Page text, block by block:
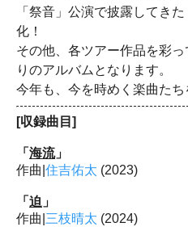
「祭音」公演で披露してき
化！
その他、各ツアー作品を彩
りのアルバムとなります。
今年も、今を時めく楽曲たち
[収録曲目]
「 海流」
作曲| 住吉佑太 (2023)
「 迫 」
作曲| 三枝晴太 (2024)